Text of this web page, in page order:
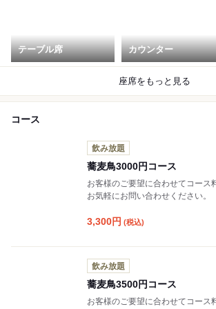
テーブル席 カウンター
座席をもっと見る
コース
飲み放題
蕎麦鳥3000円コース
お客様のご要望に合わせてコース
お気軽にお問い合わせください。
3,300円 (税込)
飲み放題
蕎麦鳥3500円コース
お客様のご要望に合わせてコース